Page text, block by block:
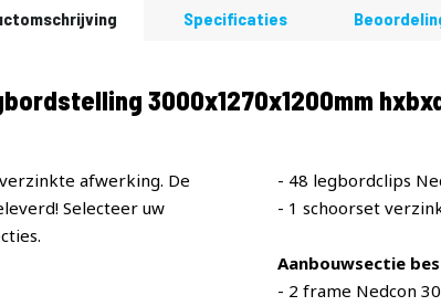
3000x1270x1200mm
afwerking. De
Selecteer uw
- 48 legbordclips
- 1 schoorset
Aanbouwsectie
- 2 frame Nedcon
Specificaties